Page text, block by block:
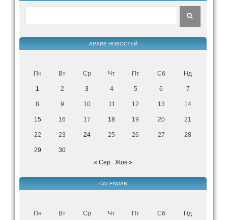
АРХИВ НОВОСТЕЙ
Пн Вт Ср Чт Пт Сб Нд
1 2 3 4 5 6 7
8 9 10 11 12 13 14
15 16 17 18 19 20 21
22 23 24 25 26 27 28
29
30
« Сер
Жов »
CALENDAR
Пн Вт Ср Чт Пт Сб Нд